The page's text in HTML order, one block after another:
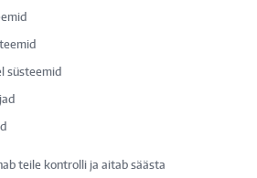
süsteemid
teile kontrolli ja aitab säästa